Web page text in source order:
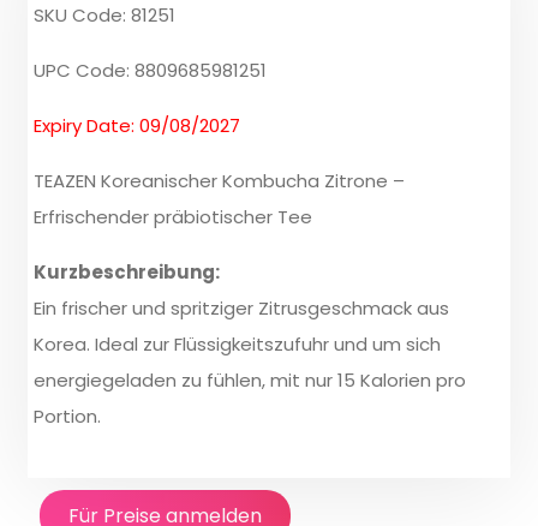
SKU Code: 81251
UPC Code: 8809685981251
Expiry Date: 09/08/2027
TEAZEN Koreanischer Kombucha Zitrone –
Erfrischender präbiotischer Tee
Kurzbeschreibung:
Ein frischer und spritziger Zitrusgeschmack aus
Korea. Ideal zur Flüssigkeitszufuhr und um sich
energiegeladen zu fühlen, mit nur 15 Kalorien pro
Portion.
Für Preise anmelden